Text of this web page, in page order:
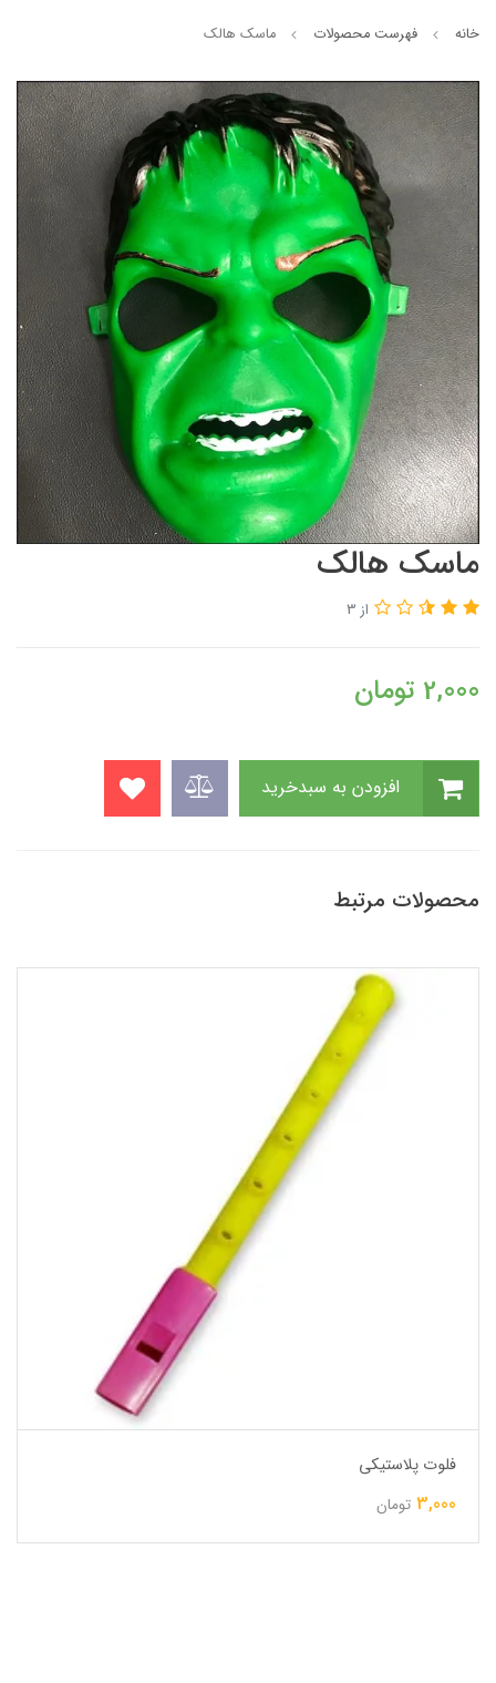
خانه فهرست محصولات ماسک هالک
ماسک هالک
از 3
2,000 تومان
محصولات مرتبط
فلوت پلاستیکی
3,000 تومان